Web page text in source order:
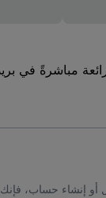
مباشرةً في
أو إنشاء حساب،